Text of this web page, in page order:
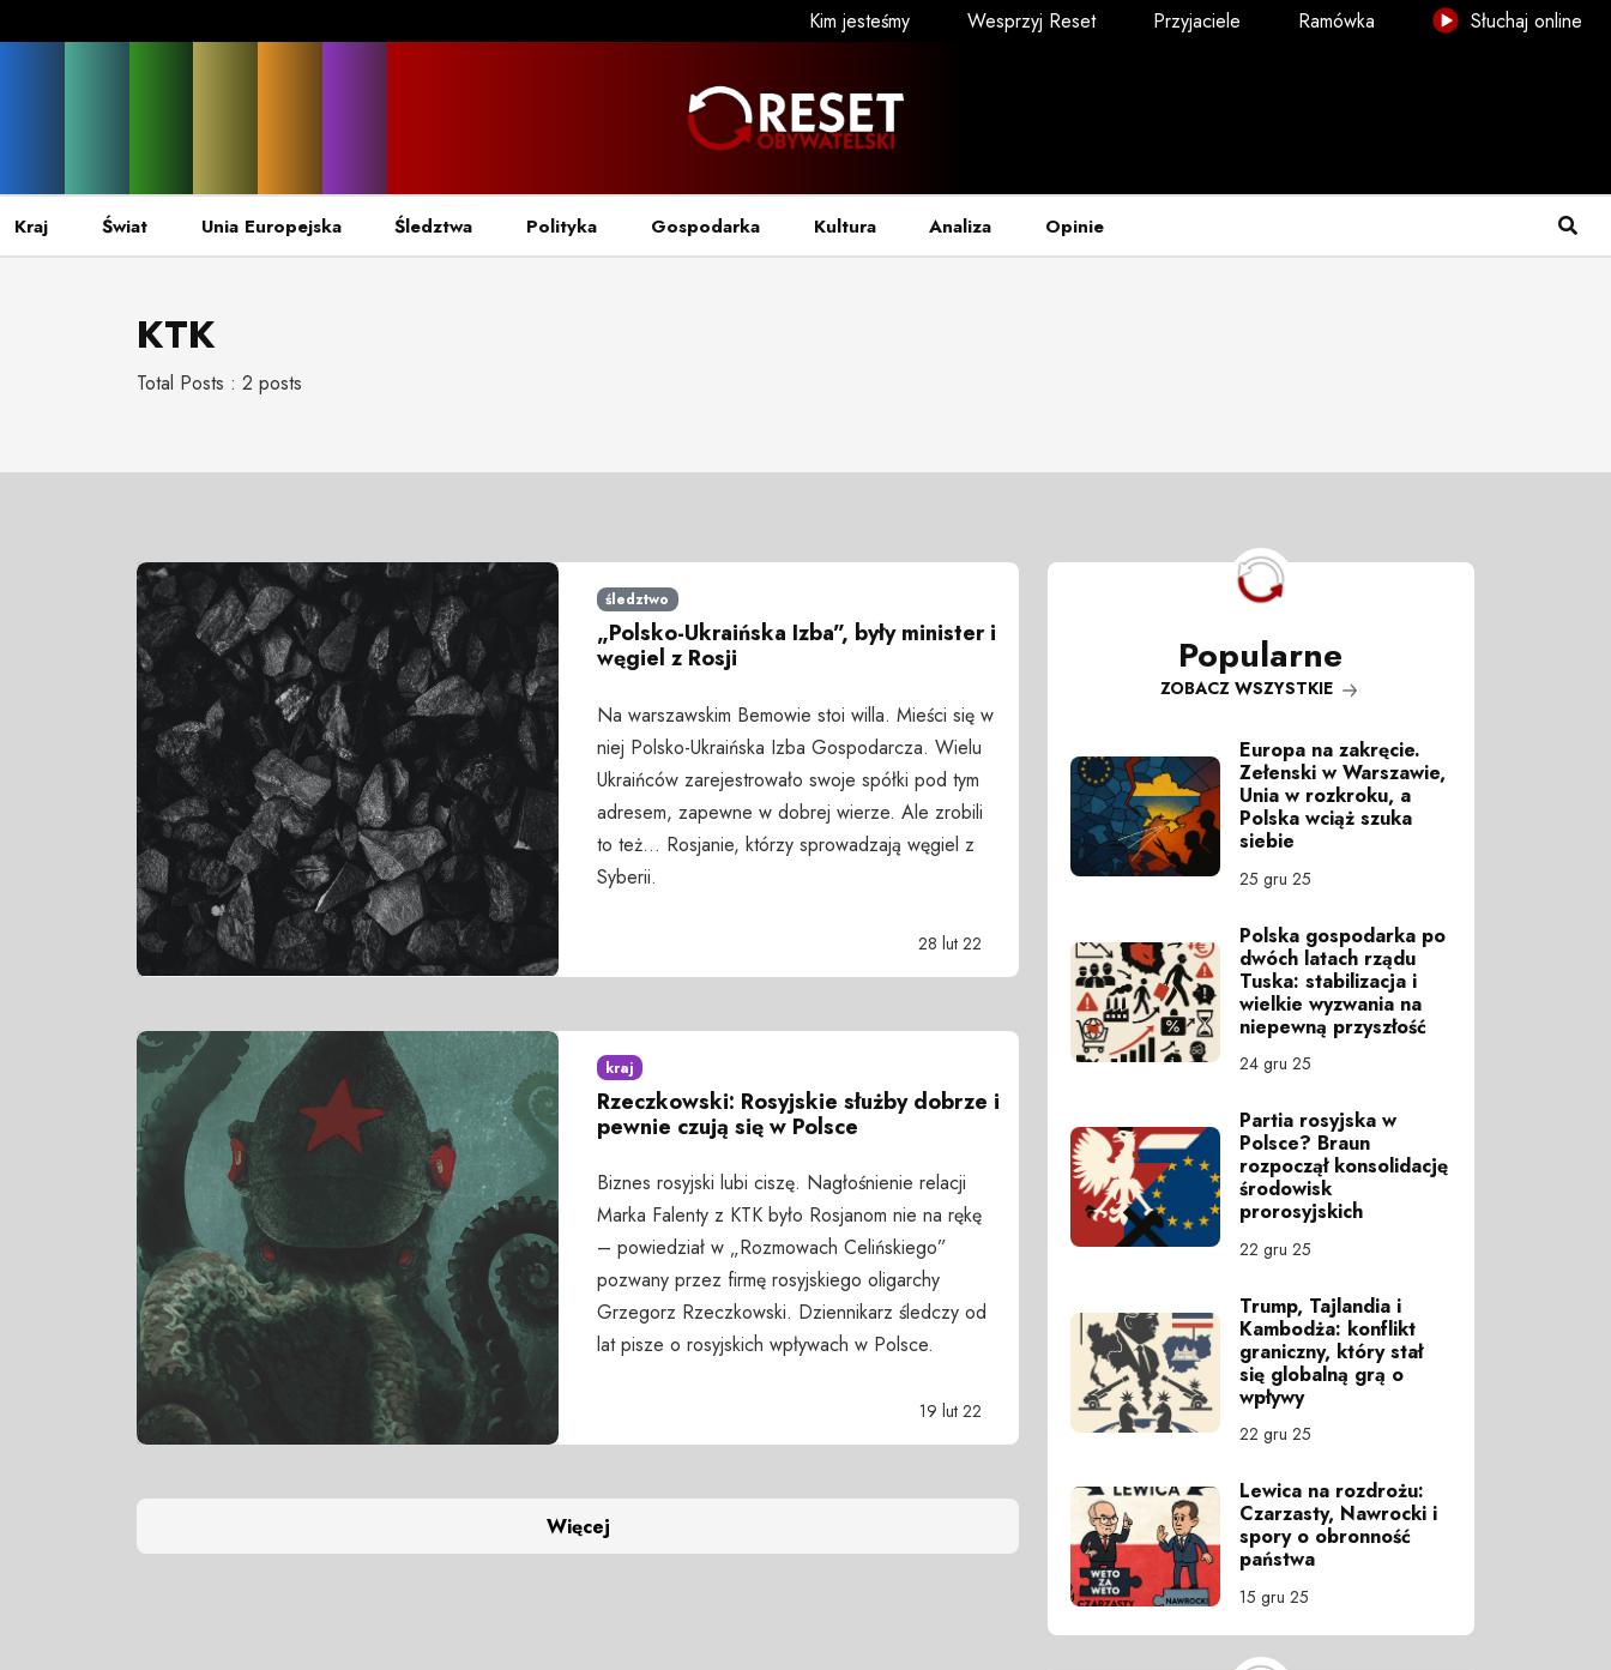
Kim jesteśmy Wesprzyj Reset Przyjaciele Ramówka Słuchaj online
Kraj Świat Unia Europejska Śledztwa Polityka Gospodarka Kultura Analiza Opinie
KTK
Total Posts : 2 posts
śledztwo
„Polsko-Ukraińska Izba”, były minister i
węgiel z Rosji
Na warszawskim Bemowie stoi willa. Mieści się w
niej Polsko-Ukraińska Izba Gospodarcza. Wielu
Ukraińców zarejestrowało swoje spółki pod tym
adresem, zapewne w dobrej wierze. Ale zrobili
to też... Rosjanie, którzy sprowadzają węgiel z
Syberii.
28 lut 22
kraj
Rzeczkowski: Rosyjskie służby dobrze i
pewnie czują się w Polsce
Biznes rosyjski lubi ciszę. Nagłośnienie relacji
Marka Falenty z KTK było Rosjanom nie na rękę
– powiedział w „Rozmowach Celińskiego”
pozwany przez firmę rosyjskiego oligarchy
Grzegorz Rzeczkowski. Dziennikarz śledczy od
lat pisze o rosyjskich wpływach w Polsce.
19 lut 22
Więcej
Popularne
ZOBACZ WSZYSTKIE
Europa na zakręcie.
Zełenski w Warszawie,
Unia w rozkroku, a
Polska wciąż szuka
siebie
25 gru 25
Polska gospodarka po
dwóch latach rządu
Tuska: stabilizacja i
wielkie wyzwania na
niepewną przyszłość
24 gru 25
Partia rosyjska w
Polsce? Braun
rozpoczął konsolidację
środowisk
prorosyjskich
22 gru 25
Trump, Tajlandia i
Kambodża: konflikt
graniczny, który stał
się globalną grą o
wpływy
22 gru 25
Lewica na rozdrożu:
Czarzasty, Nawrocki i
spory o obronność
państwa
15 gru 25